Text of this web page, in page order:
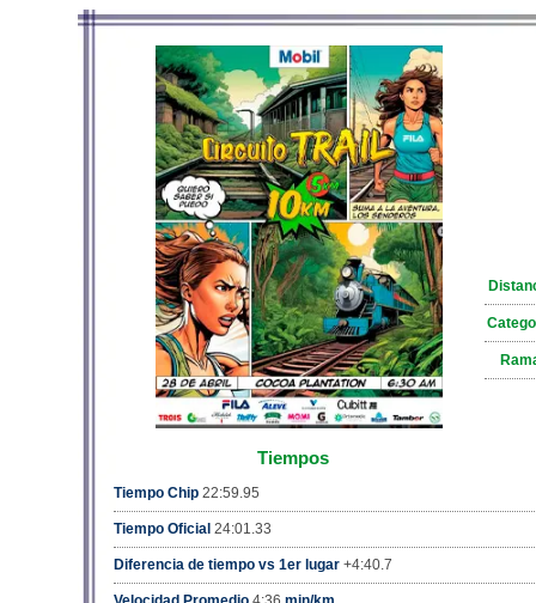
Tiempos
Tiempo Chip 22:59.95
Tiempo Oficial 24:01.33
Diferencia de tiempo vs 1er lugar +4:40.7